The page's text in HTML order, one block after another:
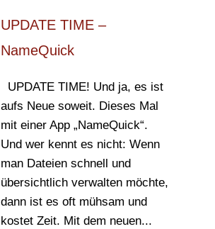
UPDATE TIME –
NameQuick
UPDATE TIME! Und ja, es ist
aufs Neue soweit. Dieses Mal
mit einer App „NameQuick“.
Und wer kennt es nicht: Wenn
man Dateien schnell und
übersichtlich verwalten möchte,
dann ist es oft mühsam und
kostet Zeit. Mit dem neuen...